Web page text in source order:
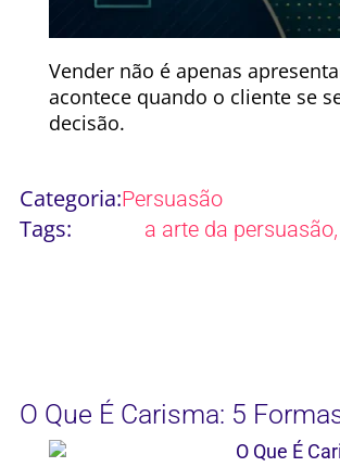
Vender não é apenas
acontece quando o cliente se
decisão.
Categoria:Persuasão
Tags: a arte da persuasão,
O Que É Carisma: 5